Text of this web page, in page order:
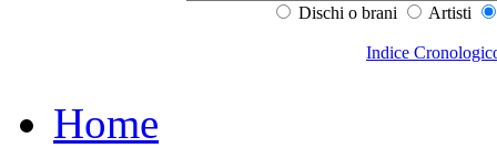
Dischi o brani Artisti
Indice
Home